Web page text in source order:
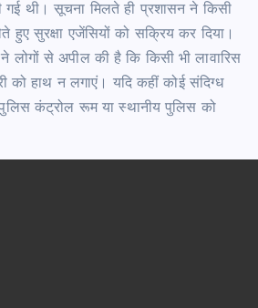
गई थी। सूचना मिलते ही प्रशासन ने किसी
हुए सुरक्षा एजेंसियों को सक्रिय कर दिया।
लोगों से अपील की है कि किसी भी लावारिस
को हाथ न लगाएं। यदि कहीं कोई संदिग्ध
कंट्रोल रूम या स्थानीय पुलिस को